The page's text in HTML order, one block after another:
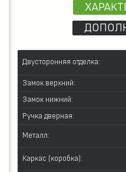
Двусторонняя отделка:
Замок верхний:
Замок нижний:
Ручка дверная:
Металл:
Каркас (коробка):